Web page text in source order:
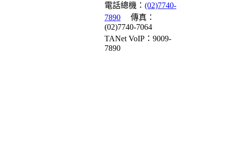
電話總機： (02)7740-
7890
傳真：
(02)7740-7064
TANet VoIP：9009-
7890